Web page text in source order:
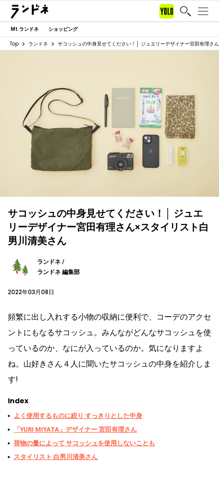
Mt.ランドネ ショッピング
Top ランドネ サコッシュの中身見せてください！│ ジュエリーデザイナー宮田有理さ
サコッシュの中身見せてください！│ ジュエ
リーデザイナー宮田有理さん×スタイリスト白
男川清美さん
ランドネ /
ランドネ 編集部
2022年03月08日
頻繁に出し入れする小物の収納に便利で、コーデのアクセ
ントにもなるサコッシュ。みんながどんなサコッシュを使
っているのか、なにが入っているのか。気になりますよ
ね。山好きさん４人に聞いたサコッシュの中身を紹介しま
す!
Index
よく使用するものに絞り すっきりとした中身
「YURI MIYATA」デザイナー 宮田有理さん
荷物の量によって サコッシュを使用しないことも
スタイリスト 白男川清美さん